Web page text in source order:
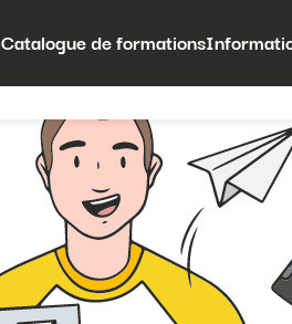
Catalogue de formations